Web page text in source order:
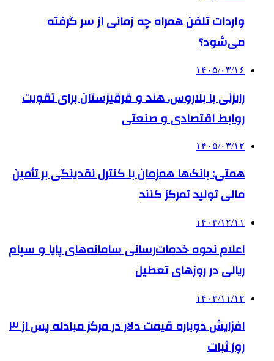
واردات تلفن همراه چه زمانی از سر گرفته
می‌شود؟
۱۴۰۵/۰۳/۱۶
رایزنی با بلاروس، هند و قرقیزستان برای تقویت
روابط اقتصادی و صنعتی
۱۴۰۵/۰۳/۱۲
همتی: بانک‌ها همزمان با کنترل نقدینگی بر تأمین
مالی تولید تمرکز کنند
۱۴۰۳/۱۲/۱۱
اعلام نحوه خدمات‌رسانی سامانه‌های پایا و سپام
ریالی در روزهای تعطیل
۱۴۰۳/۱۱/۱۲
افزایش دوباره قیمت دلار در مرکز مبادله پس از ۳
روز ثبات